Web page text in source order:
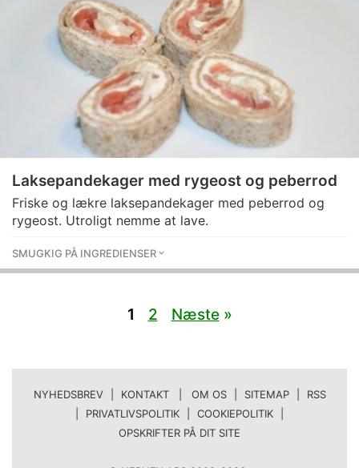
Laksepandekager med rygeost og peberrod
Friske og lækre laksepandekager med peberrod og
rygeost. Utroligt nemme at lave.
SMUGKIG PÅ INGREDIENSER
1 2 Næste»
NYHEDSBREV KONTAKT | OM OS SITEMAP
RSS
PRIVATLIVSPOLITIK COOKIEPOLITIK
OPSKRIFTER PÅ DIT SITE